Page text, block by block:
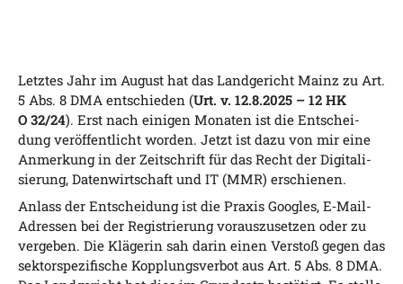
Letz­tes Jahr im August hat das Land­ge­richt Mainz zu Art.
5 Abs. 8 DMA ent­schie­den (Urt. v. 12.8.2025 – 12 HK
O 32/24). Erst nach eini­gen Mona­ten ist die Ent­schei­
dung ver­öf­fent­licht wor­den. Jetzt ist dazu von mir eine
Anmer­kung in der Zeit­schrift für das Recht der Digi­ta­li­
sie­rung, Daten­wirt­schaft und IT (MMR) erschienen.
Anlass der Ent­schei­dung ist die Pra­xis Goo­gles, E‑Mail-
Adres­sen bei der Regis­trie­rung vor­aus­zu­set­zen oder zu
ver­ge­ben. Die Klä­ge­rin sah dar­in einen Ver­stoß gegen das
sek­tor­spe­zi­fi­sche Kopp­lungs­ver­bot aus Art. 5 Abs. 8 DMA.